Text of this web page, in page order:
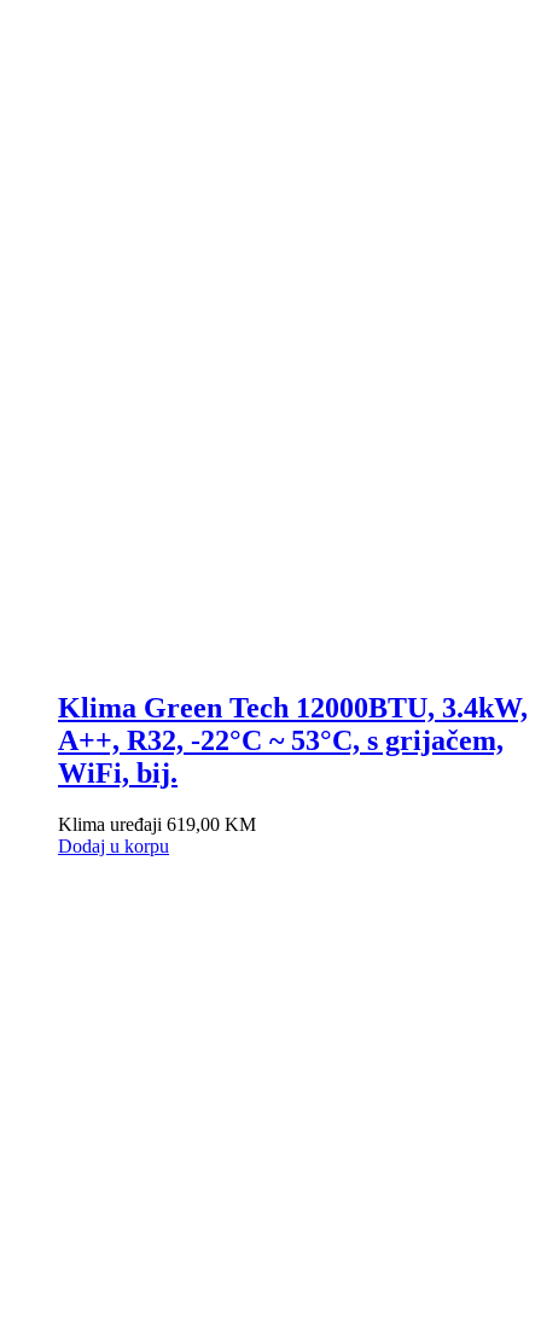
Klima Green Tech 12000BTU, 3.4kW,
A++, R32, -22°C ~ 53°C, s grijačem,
WiFi, bij.
Klima uređaji 619,00 KM
Dodaj u korpu